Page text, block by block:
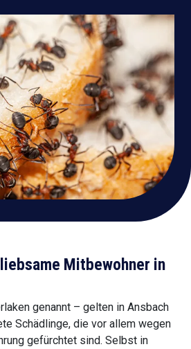
Mitbewohner in
genannt – gelten in Ansbach
Schädlinge, die vor allem wegen
gefürchtet sind. Selbst in